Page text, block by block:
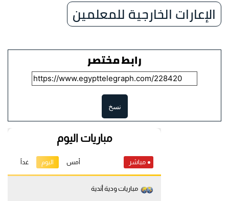
الإعارات الخارجية للمعلمين
رابط مختصر
نسخ